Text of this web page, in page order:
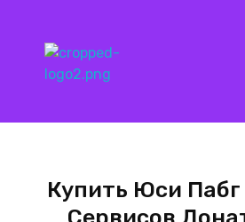
Купить Юси